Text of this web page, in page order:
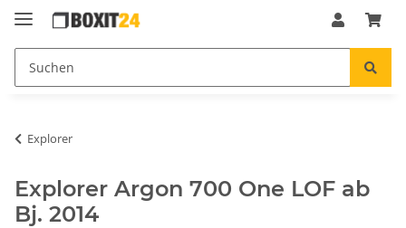
Explorer
Explorer Argon 700 One LOF ab
Bj. 2014